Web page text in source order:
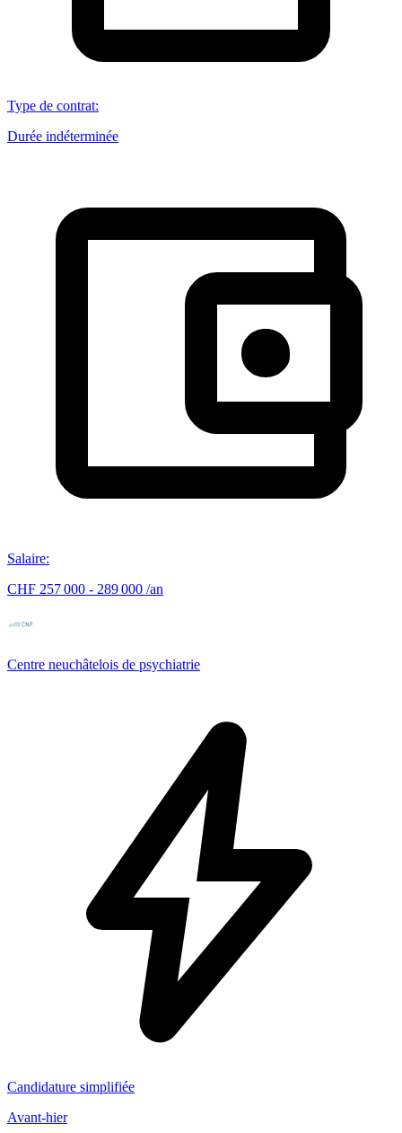
Type de contrat:
Durée indéterminée
Salaire:
CHF 257 000 - 289 000 /an
Centre neuchâtelois de psychiatrie
Candidature simplifiée
Avant-hier